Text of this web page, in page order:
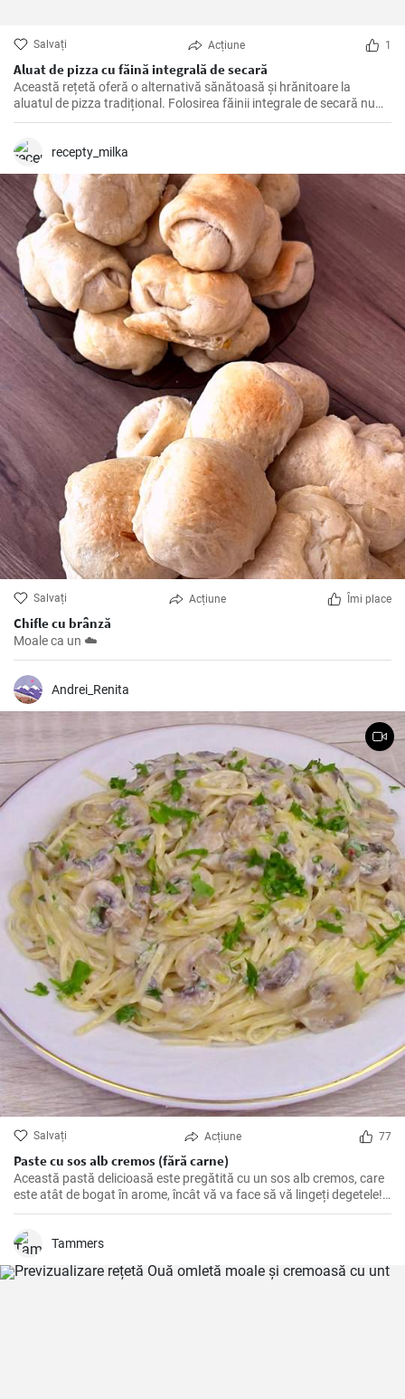
Salvați Acțiune 1
Aluat de pizza cu făină integrală de secară
Această rețetă oferă o alternativă sănătoasă şi hrănitoare la
aluatul de pizza tradițional. Folosirea făinii integrale de secară nu
numai că face pizza mai gustoasă, dar adaugă și multe fibre și
recepty_milka
Salvați Acțiune Îmi place
Chifle cu brânză
Moale ca un ☁️
Andrei_Renita
Salvați Acțiune 77
Paste cu sos alb cremos (fără carne)
Această pastă delicioasă este pregătită cu un sos alb cremos, care
este atât de bogat în arome, încât vă va face să vă lingeți degetele!
Perfectă pentru o cină romantică sau o masă în familie.
Tammers